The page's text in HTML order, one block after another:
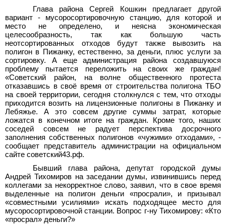
Глава района Сергей Кошкин предлагает другой
вариант - мусоросортировочную станцию, для которой и
место не определено, и неясна экономическая
целесообразность, так как большую часть
неотсортированных отходов будут также вывозить на
полигон в Пижанку, естественно, за деньги, плюс услуги за
сортировку. А еще администрация района создавшуюся
проблему пытается переложить на своих же граждан!
«Советский район, на волне общественного протеста
отказавшись в своё время от строительства полигона ТБО
на своей территории, сегодня столкнулся с тем, что отходы
приходится возить на лицензионные полигоны в Пижанку и
Лебяжье. А это совсем другие суммы затрат, которые
ложатся в конечном итоге на граждан. Кроме того, наших
соседей совсем не радует перспектива досрочного
заполнения собственных полигонов «чужими» отходами», -
сообщает представитель администрации на официальном
сайте советский43.рф.
Бывший глава района, депутат городской думы
Андрей Тихомиров на заседании думы, извинившись перед
коллегами за некорректное слово, заявил, что в свое время
выделенные на полигон деньги «просрали», и призывал
«совместными усилиями» искать подходящее место для
мусоросортировочной станции. Вопрос г-ну Тихомирову: «Кто
«просрал» деньги?»